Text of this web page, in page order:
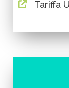
Tariffa